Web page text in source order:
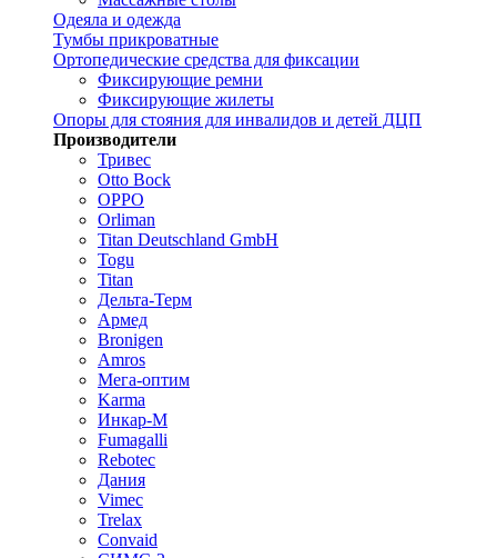
Одеяла и одежда
Тумбы прикроватные
Ортопедические средства для фиксации
Фиксирующие ремни
Фиксирующие жилеты
Опоры для стояния для инвалидов и детей ДЦП
Производители
Тривес
Otto Bock
OPPO
Orliman
Titan Deutschland GmbH
Togu
Titan
Дельта-Терм
Армед
Bronigen
Amros
Мега-оптим
Karma
Инкар-М
Fumagalli
Rebotec
Дания
Vimec
Trelax
Convaid